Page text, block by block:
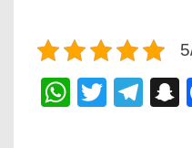
Twitter